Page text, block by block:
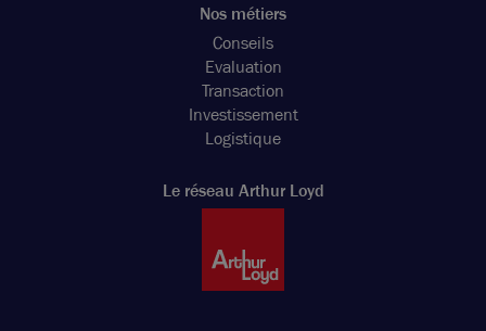
Nos métiers
Conseils
Evaluation
Transaction
Investissement
Logistique
Le réseau Arthur Loyd